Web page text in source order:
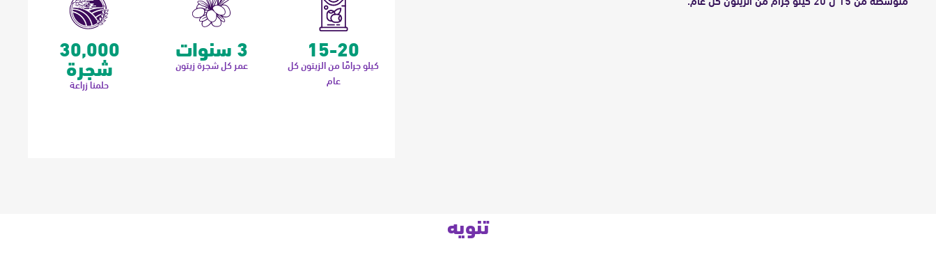
15-20
كيلو جرامًا من الزيتون كل
عام
3 سنوات
عمر كل شجرة زيتون 30,000
شجرة
حلمنا زراعة
تنويه